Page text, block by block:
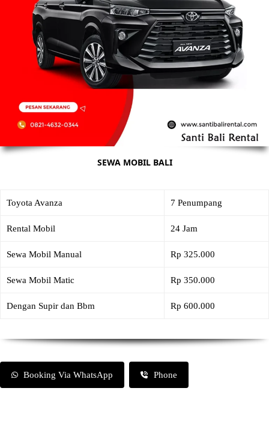
SEWA MOBIL BALI
Toyota Avanza 7 Penumpang
Rental Mobil 24 Jam
Sewa Mobil Manual Rp 325.000
Sewa Mobil Matic Rp 350.000
Dengan Supir dan Bbm Rp 600.000
Booking Via WhatsApp Phone